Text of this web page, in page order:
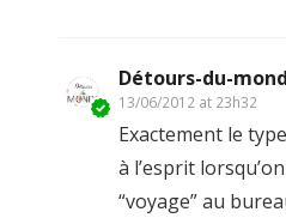
Détours-du-
13/06/2012 at 23h32
Exactement le
à l’esprit
“voyage” au